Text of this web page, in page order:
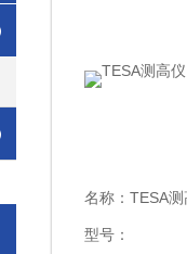
名称： TESA测
型号：